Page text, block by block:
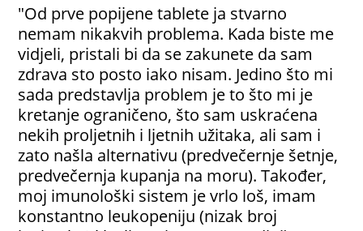
"Od prve popijene tablete ja stvarno
nemam nikakvih problema. Kada biste me
vidjeli, pristali bi da se zakunete da sam
zdrava sto posto iako nisam. Jedino što mi
sada predstavlja problem je to što mi je
kretanje ograničeno, što sam uskraćena
nekih proljetnih i ljetnih užitaka, ali sam i
zato našla alternativu (predvečernje šetnje,
predvečernja kupanja na moru). Također,
moj imunološki sistem je vrlo loš, imam
konstantno leukopeniju (nizak broj